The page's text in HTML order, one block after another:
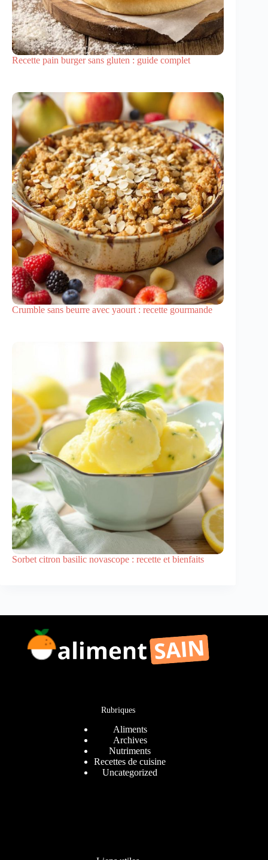
Recette pain burger sans gluten : guide complet
Crumble sans beurre avec yaourt : recette gourmande
Sorbet citron basilic novascope : recette et bienfaits
Rubriques
Aliments
Archives
Nutriments
Recettes de cuisine
Uncategorized